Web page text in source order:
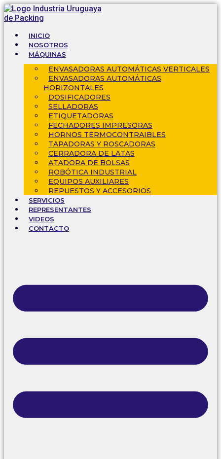
Ir
al
INICIO
NOSOTROS
MÁQUINAS
ENVASADORAS AUTOMÁTICAS VERTICALES
ENVASADORAS AUTOMÁTICAS
HORIZONTALES
DOSIFICADORES
SELLADORAS
ETIQUETADORAS
FECHADORES IMPRESORAS
HORNOS TERMOCONTRAIBLES
TAPADORAS Y ROSCADORAS
CERRADORA DE LATAS
ATADORA DE BOLSAS
ROBÓTICA INDUSTRIAL
EQUIPOS AUXILIARES
REPUESTOS Y ACCESORIOS
SERVICIOS
REPRESENTANTES
VIDEOS
CONTACTO